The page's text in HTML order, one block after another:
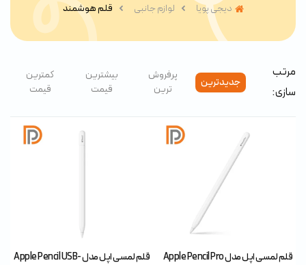
دیجی پویا لوازم جانبی قلم هوشمند
مرتب
سازی:
جدیدترین
پرفروش
ترین
بیشترین
قیمت
کمترین
قیمت
قلم لمسی اپل مدل Apple Pencil Pro
قلم لمسی اپل مدل Apple Pencil USB-